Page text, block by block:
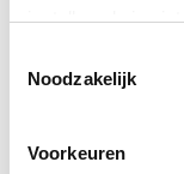
instellen als je
partijen waarmee
Noodzakelijk
Voorkeuren
Wat is er nodig
onderstaande
ondernemen: